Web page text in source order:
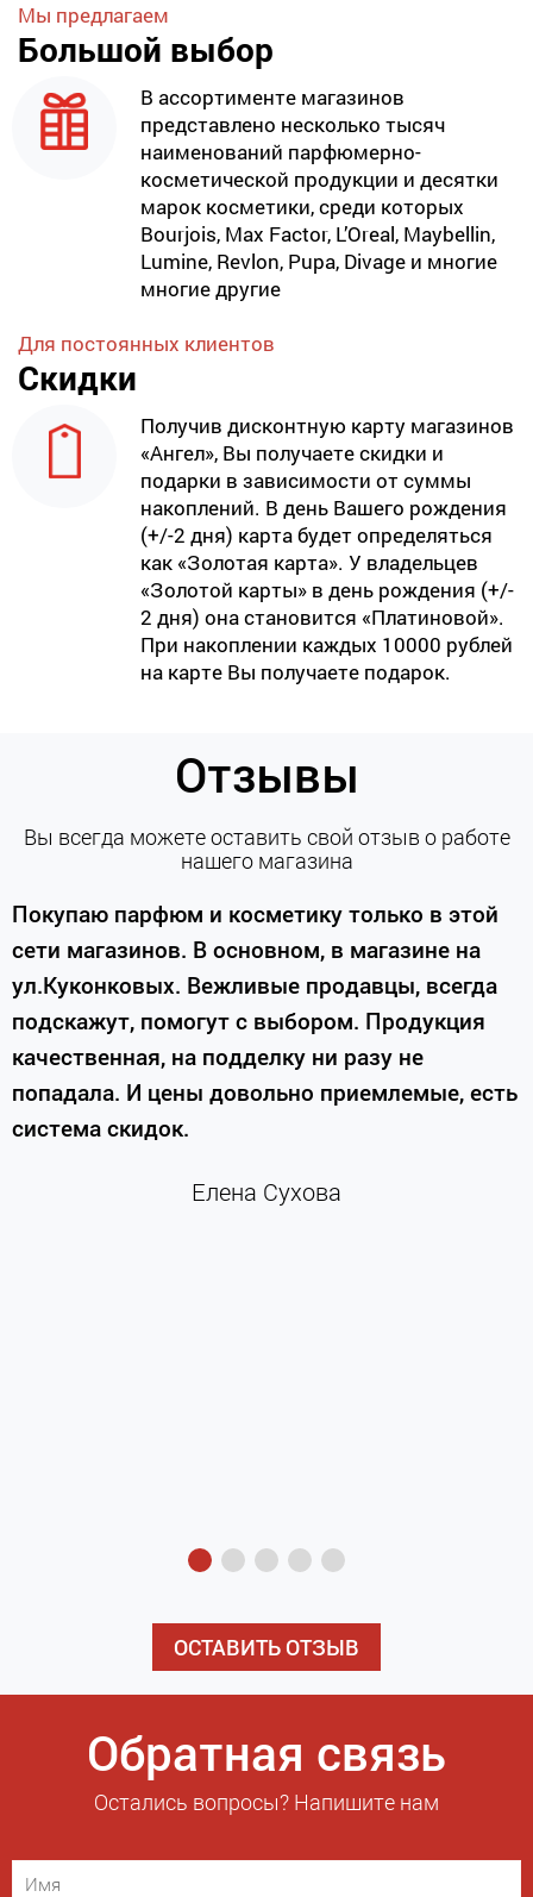
Мы предлагаем
Большой выбор
В ассортименте магазинов
представлено несколько тысяч
наименований парфюмерно-
косметической продукции и десятки
марок косметики, среди которых
Bourjois, Max Factor, L’Oreal, Maybellin,
Lumine, Revlon, Pupa, Divage и многие
многие другие
Для постоянных клиентов
Скидки
Получив дисконтную карту магазинов
«Ангел», Вы получаете скидки и
подарки в зависимости от суммы
накоплений. В день Вашего рождения
(+/-2 дня) карта будет определяться
как «Золотая карта». У владельцев
«Золотой карты» в день рождения (+/-
2 дня) она становится «Платиновой».
При накоплении каждых 10000 рублей
на карте Вы получаете подарок.
Отзывы
Вы всегда можете оставить свой отзыв о работе
нашего магазина
Покупаю парфюм и косметику только в этой
сети магазинов. В основном, в магазине на
ул.Куконковых. Вежливые продавцы, всегда
подскажут, помогут с выбором. Продукция
качественная, на подделку ни разу не
попадала. И цены довольно приемлемые, есть
система скидок.
Елена Сухова
ОСТАВИТЬ ОТЗЫВ
Обратная связь
Остались вопросы? Напишите нам